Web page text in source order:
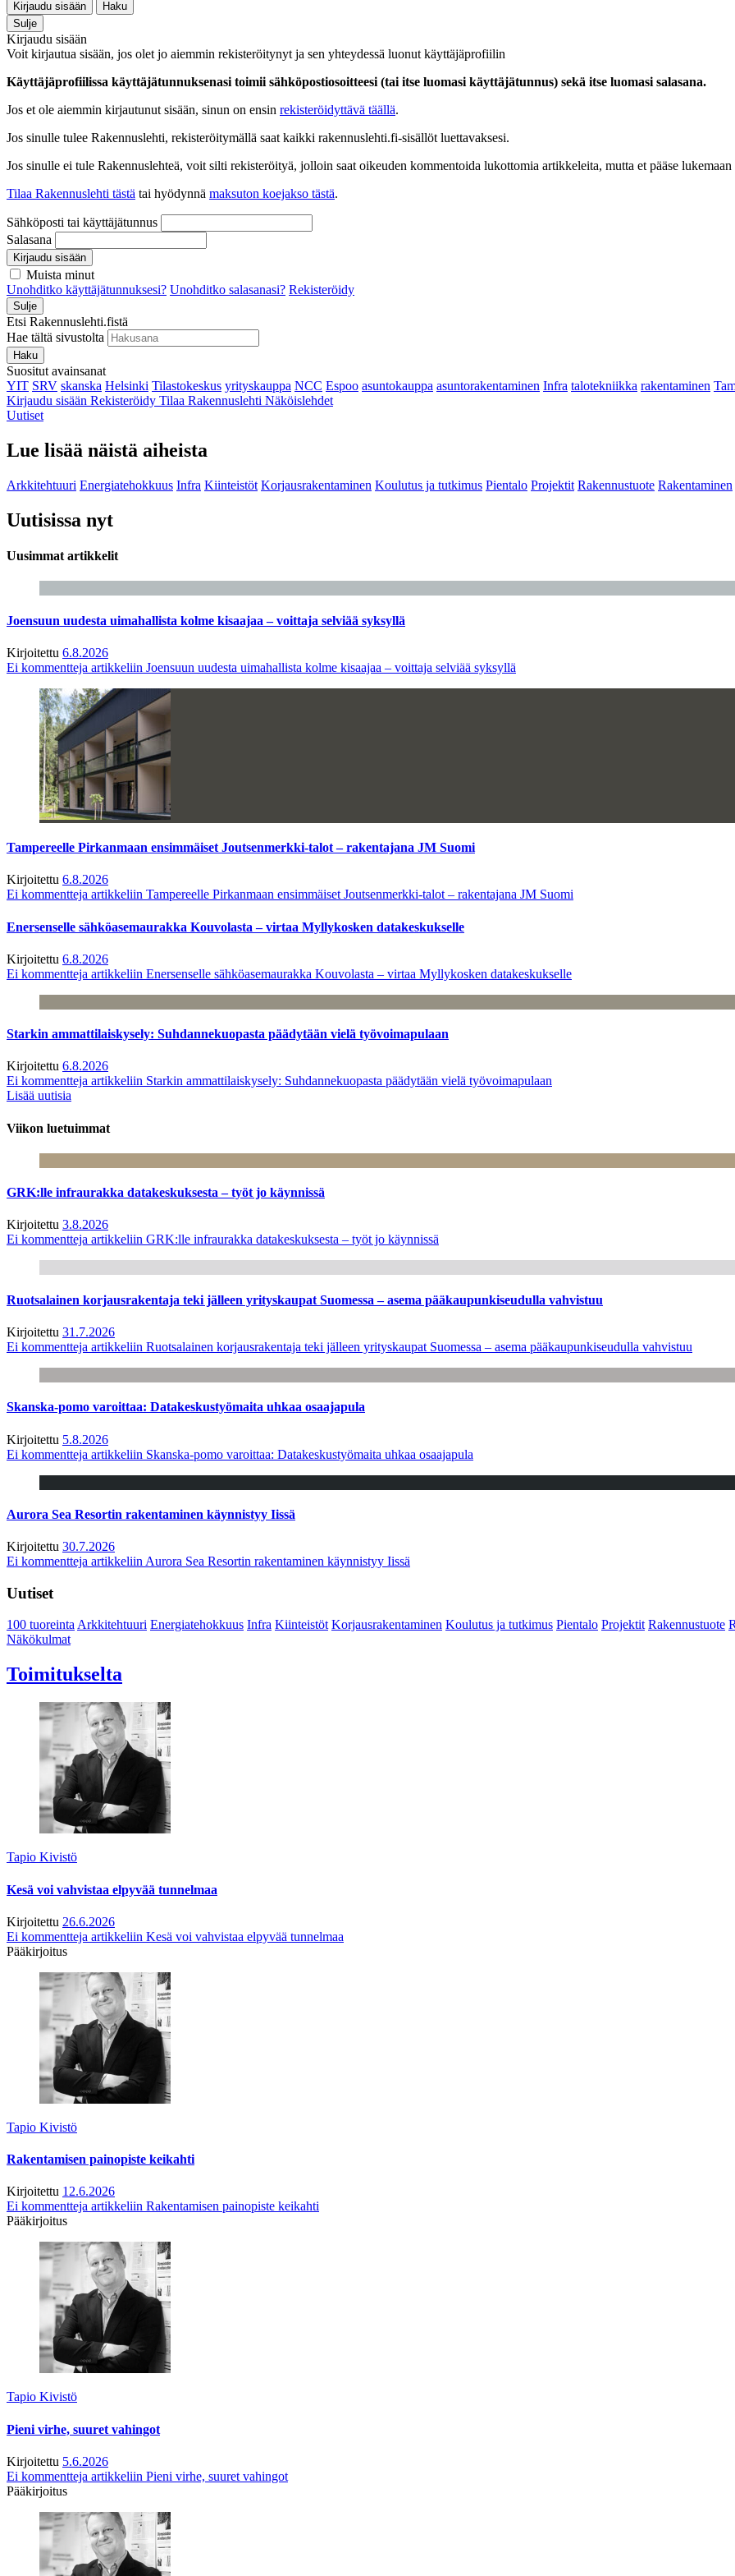
Kirjaudu sisään
Haku
Sulje
Kirjaudu sisään
Voit kirjautua sisään, jos olet jo aiemmin rekisteröitynyt ja sen yhteydessä luonut käyttäjäprofiilin
Käyttäjäprofiilissa käyttäjätunnuksenasi toimii sähköpostiosoitteesi (tai itse luomasi käyttäjätunnus) sekä itse luomasi salasana.
Jos et ole aiemmin kirjautunut sisään, sinun on ensin rekisteröidyttävä täällä.
Jos sinulle tulee Rakennuslehti, rekisteröitymällä saat kaikki rakennuslehti.fi-sisällöt luettavaksesi.
Jos sinulle ei tule Rakennuslehteä, voit silti rekisteröityä, jolloin saat oikeuden kommentoida lukottomia artikkeleita, mutta et pääse
Tilaa Rakennuslehti tästä tai hyödynnä maksuton koejakso tästä.
Sähköposti tai käyttäjätunnus
Salasana
Kirjaudu sisään
Muista minut
Unohditko käyttäjätunnuksesi? Unohditko salasanasi? Rekisteröidy
Sulje
Etsi Rakennuslehti.fistä
Hae tältä sivustolta
Haku
Suositut avainsanat
YIT SRV skanska Helsinki Tilastokeskus yrityskauppa NCC Espoo asuntokauppa asuntorakentaminen Infra talotekniikka rakentaminen
Kirjaudu sisään Rekisteröidy Tilaa Rakennuslehti Näköislehdet
Uutiset
Lue lisää näistä aiheista
Arkkitehtuuri Energiatehokkuus Infra Kiinteistöt Korjausrakentaminen Koulutus ja tutkimus Pientalo Projektit Rakennustuote Rakentaminen
Uutisissa nyt
Uusimmat artikkelit
Joensuun uudesta uimahallista kolme kisaajaa – voittaja selviää syksyllä
Kirjoitettu 6.8.2026
Ei kommentteja artikkeliin Joensuun uudesta uimahallista kolme kisaajaa – voittaja selviää syksyllä
Tampereelle Pirkanmaan ensimmäiset Joutsenmerkki-talot – rakentajana JM Suomi
Kirjoitettu 6.8.2026
Ei kommentteja artikkeliin Tampereelle Pirkanmaan ensimmäiset Joutsenmerkki-talot – rakentajana JM Suomi
Enersenselle sähköasemaurakka Kouvolasta – virtaa Myllykosken datakeskukselle
Kirjoitettu 6.8.2026
Ei kommentteja artikkeliin Enersenselle sähköasemaurakka Kouvolasta – virtaa Myllykosken datakeskukselle
Starkin ammattilaiskysely: Suhdannekuopasta päädytään vielä työvoimapulaan
Kirjoitettu 6.8.2026
Ei kommentteja artikkeliin Starkin ammattilaiskysely: Suhdannekuopasta päädytään vielä työvoimapulaan
Lisää uutisia
Viikon luetuimmat
GRK:lle infraurakka datakeskuksesta – työt jo käynnissä
Kirjoitettu 3.8.2026
Ei kommentteja artikkeliin GRK:lle infraurakka datakeskuksesta – työt jo käynnissä
Ruotsalainen korjausrakentaja teki jälleen yrityskaupat Suomessa – asema pääkaupunkiseudulla vahvistuu
Kirjoitettu 31.7.2026
Ei kommentteja artikkeliin Ruotsalainen korjausrakentaja teki jälleen yrityskaupat Suomessa – asema pääkaupunkiseudulla vahvistuu
Skanska-pomo varoittaa: Datakeskustyömaita uhkaa osaajapula
Kirjoitettu 5.8.2026
Ei kommentteja artikkeliin Skanska-pomo varoittaa: Datakeskustyömaita uhkaa osaajapula
Aurora Sea Resortin rakentaminen käynnistyy Iissä
Kirjoitettu 30.7.2026
Ei kommentteja artikkeliin Aurora Sea Resortin rakentaminen käynnistyy Iissä
Uutiset
100 tuoreintaArkkitehtuuri Energiatehokkuus Infra Kiinteistöt Korjausrakentaminen Koulutus ja tutkimus Pientalo Projektit Rakennustuote
Näkökulmat
Toimitukselta
Tapio Kivistö
Kesä voi vahvistaa elpyvää tunnelmaa
Kirjoitettu 26.6.2026
Ei kommentteja artikkeliin Kesä voi vahvistaa elpyvää tunnelmaa
Pääkirjoitus
Tapio Kivistö
Rakentamisen painopiste keikahti
Kirjoitettu 12.6.2026
Ei kommentteja artikkeliin Rakentamisen painopiste keikahti
Pääkirjoitus
Tapio Kivistö
Pieni virhe, suuret vahingot
Kirjoitettu 5.6.2026
Ei kommentteja artikkeliin Pieni virhe, suuret vahingot
Pääkirjoitus